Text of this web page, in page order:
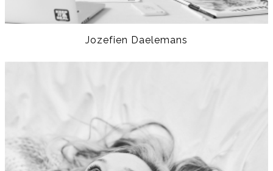
Jozefien Daelemans